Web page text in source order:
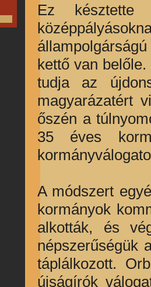
Ez késztette
kettő van
tudja az
magyarázatért
őszén a
35 éves
A módszert
kormányok
alkották, és
népszerűségük
táplálkozott.
újságírók